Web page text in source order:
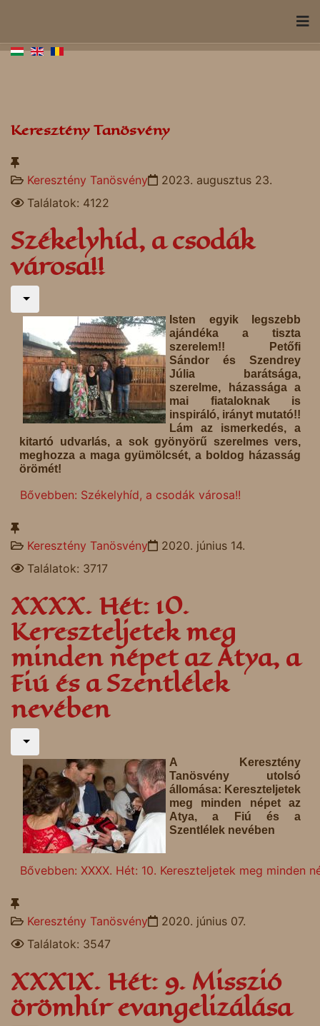
Keresztény Tanösvény
Keresztény Tanösvény
2023. augusztus 23.
Találatok: 4122
Székelyhíd, a csodák
városa!!
Isten egyik legszebb
ajándéka a tiszta
szerelem!! Petőfi
Sándor és Szendrey
Júlia barátsága,
szerelme, házassága a
mai fiataloknak is
inspiráló, irányt mutató!!
Lám az ismerkedés, a
kitartó udvarlás, a sok gyönyörű szerelmes vers,
meghozza a maga gyümölcsét, a boldog házasság
örömét!
Bővebben: Székelyhíd, a csodák városa!!
Keresztény Tanösvény
2020. június 14.
Találatok: 3717
XXXX. Hét: 10.
Kereszteljetek meg
minden népet az Atya, a
Fiú és a Szentlélek
nevében
A Keresztény
Tanösvény utolsó
állomása: Kereszteljetek
meg minden népet az
Atya, a Fiú és a
Szentlélek nevében
Bővebben: XXXX. Hét: 10. Kereszteljetek meg minden
Keresztény Tanösvény
2020. június 07.
Találatok: 3547
XXXIX. Hét: 9. Misszió
örömhír evangelizálása